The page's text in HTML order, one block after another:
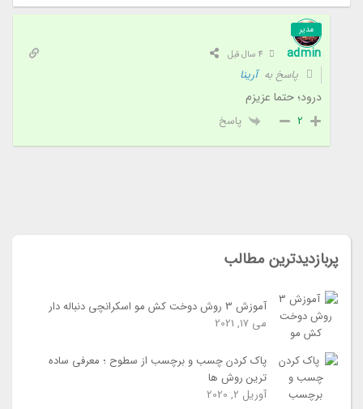
مدیر
admin
پاسخ بهآرینا
درود؛ حتما عزیزم
2 پاسخ
پربازدیدترین مطالب
آموزش 3 روش دوخت کش مو اسکرانچی دنباله دار
می 17, 2021
پاک کردن چسب و برچسب از سطوح ؛ معرفی ساده
ترین روش ها
آوریل 2, 2020